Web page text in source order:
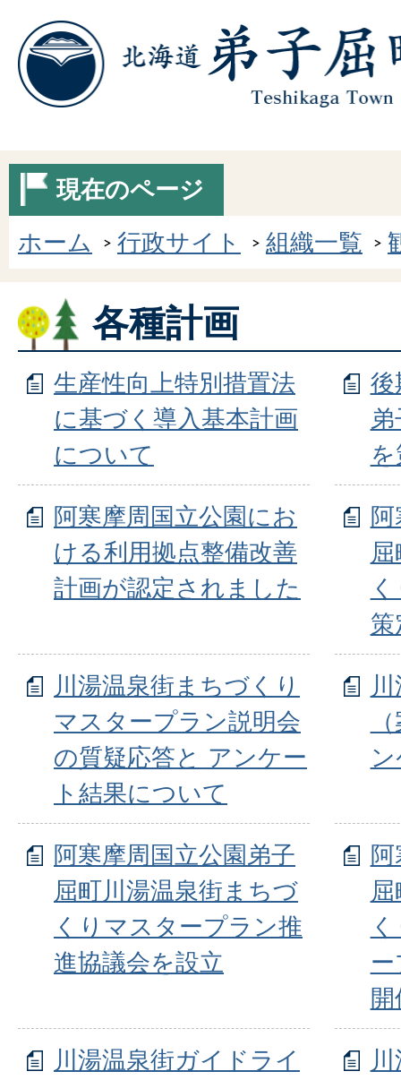
現在のページ
ホーム
行政サイト 組織一覧
各種計画
生産性向上特別措置法
に基づく導入基本計画
について
後
阿寒摩周国立公園にお
ける利用拠点整備改善
計画が認定されました
策
川湯温泉街まちづくり
マスタープラン説明会
の質疑応答と アンケー
ト結果について
阿寒摩周国立公園弟子
屈町川湯温泉街まちづ
くりマスタープラン推
進協議会を設立
川湯温泉街ガイドライ